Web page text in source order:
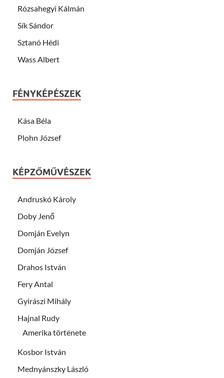
Rózsahegyi Kálmán
Sík Sándor
Sztanó Hédi
Wass Albert
FÉNYKÉPÉSZEK
Kása Béla
Plohn József
KÉPZŐMŰVÉSZEK
Andruskó Károly
Doby Jenő
Domján Evelyn
Domján József
Drahos István
Fery Antal
Gyirászi Mihály
Hajnal Rudy
Amerika története
Kosbor István
Mednyánszky László